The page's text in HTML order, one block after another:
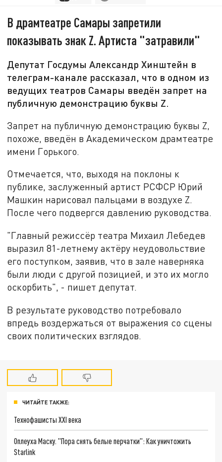
В драмтеатре Самары запретили
показывать знак Z. Артиста "затравили"
Депутат Госдумы Александр Хинштейн в
телеграм-канале рассказал, что в одном из
ведущих театров Самары введён запрет на
публичную демонстрацию буквы Z.
Запрет на публичную демонстрацию буквы Z,
похоже, введён в Академическом драмтеатре
имени Горького.
Отмечается, что, выходя на поклоны к
публике, заслуженный артист РСФСР Юрий
Машкин нарисовал пальцами в воздухе Z.
После чего подвергся давлению руководства.
"Главный режиссёр театра Михаил Лебедев
выразил 81-летнему актёру неудовольствие
его поступком, заявив, что в зале наверняка
были люди с другой позицией, и это их могло
оскорбить", - пишет депутат.
В результате руководство потребовало
впредь воздержаться от выражения со сцены
своих политических взглядов.
ЧИТАЙТЕ ТАКЖЕ:
Технофашисты XXI века
Оплеуха Маску. "Пора снять белые перчатки": Как уничтожить
Starlink